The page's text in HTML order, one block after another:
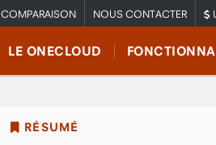
COMPARAISON NOUS CONTACTER
LE ONECLOUD
RÉSUMÉ